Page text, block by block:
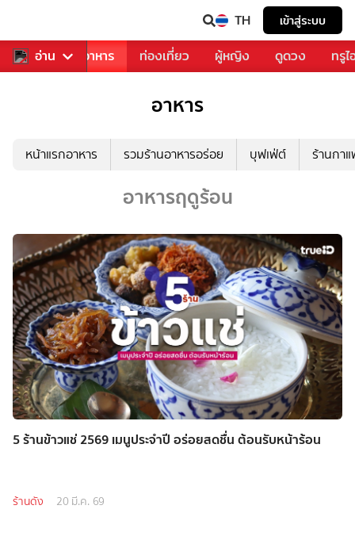
TH เข้าสู่ระบบ
อ่าน
การเพลง อาหาร ท่องเที่ยว ผู้หญิง ดูดวง ทรู
อาหาร
หน้าแรกอาหาร รวมร้านอาหารอร่อย บุฟเฟ่ต์ ร้านกา
อาหารฤดูร้อน
5 ร้านข้าวแช่ 2569 เมนูประจำปี อร่อยสดชื่น ต้อนรับหน้าร้อน
ร้านดัง 20 มี.ค. 69